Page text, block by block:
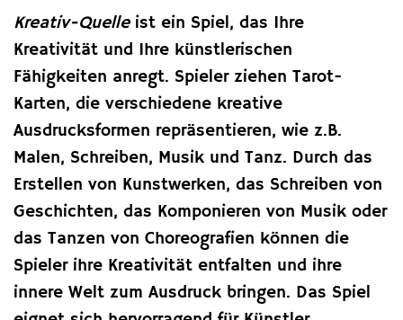
Kreativ-Quelleist ein Spiel, das Ihre
Kreativität und Ihre künstlerischen
Fähigkeiten anregt. Spieler ziehen Tarot-
Karten, die verschiedene kreative
Ausdrucksformen repräsentieren, wie z.B.
Malen, Schreiben, Musik und Tanz. Durch das
Erstellen von Kunstwerken, das Schreiben von
Geschichten, das Komponieren von Musik oder
das Tanzen von Choreografien können die
Spieler ihre Kreativität entfalten und ihre
innere Welt zum Ausdruck bringen. Das Spiel